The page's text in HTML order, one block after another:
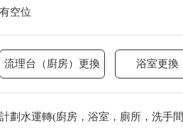
有空位
流理台（廚房）更換 浴室更換
計劃水運轉(廚房，浴室，廁所，洗手